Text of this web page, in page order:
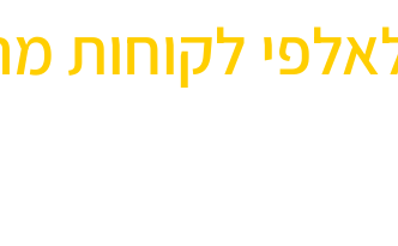
לקוחות